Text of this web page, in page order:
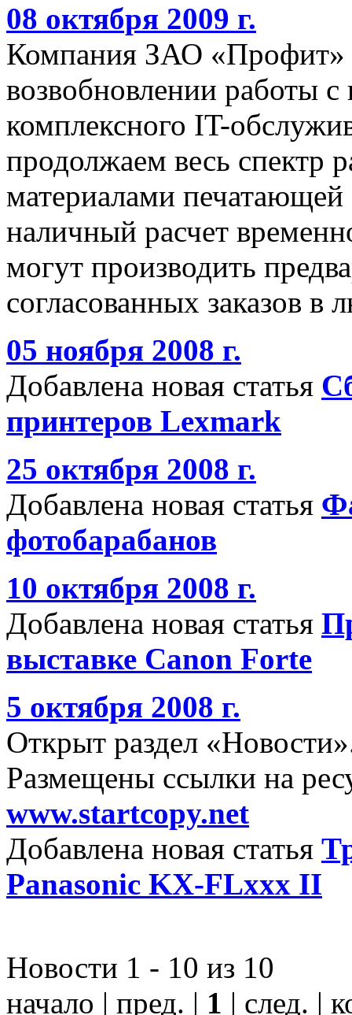
08 октября 2009 г.
Компания ЗАО «Профит»
возвобновлении работы
комплексного IT-
продолжаем весь спектр
материалами
наличный расчет
могут производить
согласованных заказов
05 ноября 2008 г.
Добавлена новая статья
принтеров Lexmark
25 октября 2008 г.
Добавлена новая статья
фотобарабанов
10 октября 2008 г.
Добавлена новая статья
выставке Canon Forte
5 октября 2008 г.
Открыт раздел
Размещены ссылки на
www.startcopy.net
Добавлена новая статья
Panasonic KX-FLxxx II
Новости 1 - 10 из 10
начало | пред. | 1 | след. |